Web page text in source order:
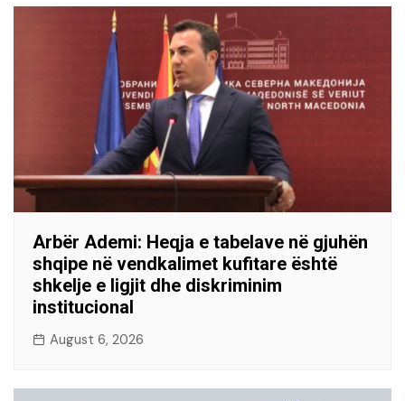
Arbër Ademi: Heqja e tabelave në gjuhën
shqipe në vendkalimet kufitare është
shkelje e ligjit dhe diskriminim
institucional
August 6, 2026